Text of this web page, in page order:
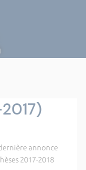
annonce
2017-2018